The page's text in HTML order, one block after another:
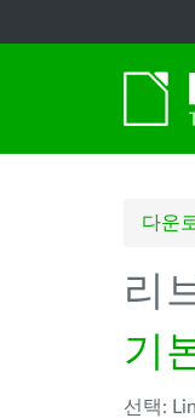
다운
리
기
선택: